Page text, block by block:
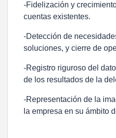
-Fidelización y
cuentas existentes.
-Detección de
soluciones, y cierre de
-Registro riguroso del
de los resultados de la
-Representación de la
la empresa en su ámbito